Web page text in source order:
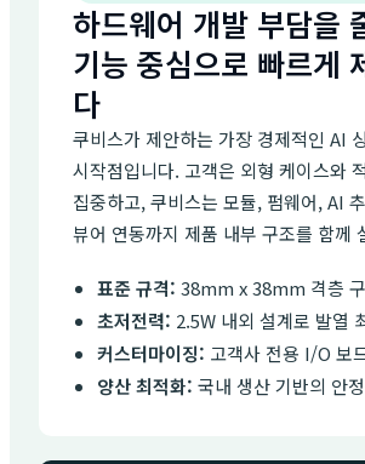
하드웨어 개발 부담을
기능 중심으로 빠르게
다
쿠비스가 제안하는 가장 경제적인 AI
시작점입니다. 고객은 외형 케이스와
집중하고, 쿠비스는 모듈, 펌웨어, AI
뷰어 연동까지 제품 내부 구조를 함께
표준 규격: 38mm x 38mm 격층
초저전력: 2.5W 내외 설계로 발열
커스터마이징: 고객사 전용 I/O 보
양산 최적화: 국내 생산 기반의 안